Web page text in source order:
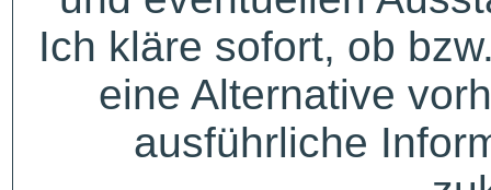
Ich kläre sofort, ob
eine Alternative
ausführliche